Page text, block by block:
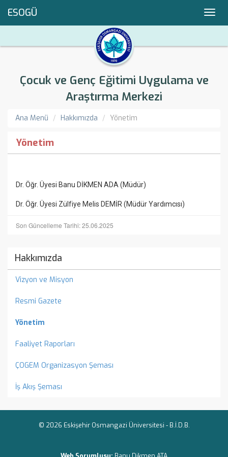
ESOGÜ
Çocuk ve Genç Eğitimi Uygulama ve
Araştırma Merkezi
Ana Menü Hakkımızda Yönetim
Yönetim
Dr. Öğr. Üyesi Banu DİKMEN ADA (Müdür)
Dr. Öğr. Üyesi Zülfiye Melis DEMİR (Müdür Yardımcısı)
Son Güncelleme Tarihi: 25.06.2025
Hakkımızda
Vizyon ve Misyon
Resmi Gazete
Yönetim
Faaliyet Raporları
ÇOGEM Organizasyon Şeması
İş Akış Şeması
© 2026 Eskişehir Osmangazi Üniversitesi - B.İ.D.B.